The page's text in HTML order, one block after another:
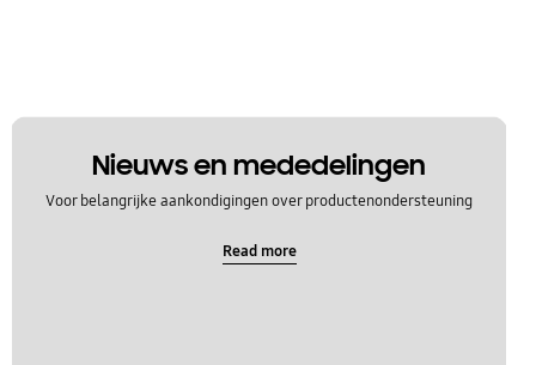
Nieuws en mededelingen
Voor belangrijke aankondigingen over productenondersteuning
Read more